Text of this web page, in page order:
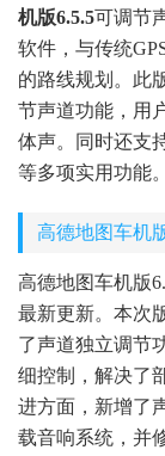
机版6.5.5可调节
软件，与传统
的路线规划。此
节声道功能，用
体声。同时还支
等多项实用功能。
高德地图车机
高德地图车机版
最新更新。本次
了声道独立调节
细控制，解决了
进方面，新增了
载音响系统，并